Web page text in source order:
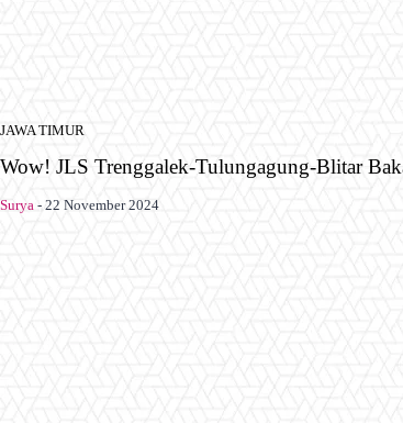
JAWA TIMUR
Wow! JLS Trenggalek-Tulungagung-Blitar
Surya - 22 November 2024